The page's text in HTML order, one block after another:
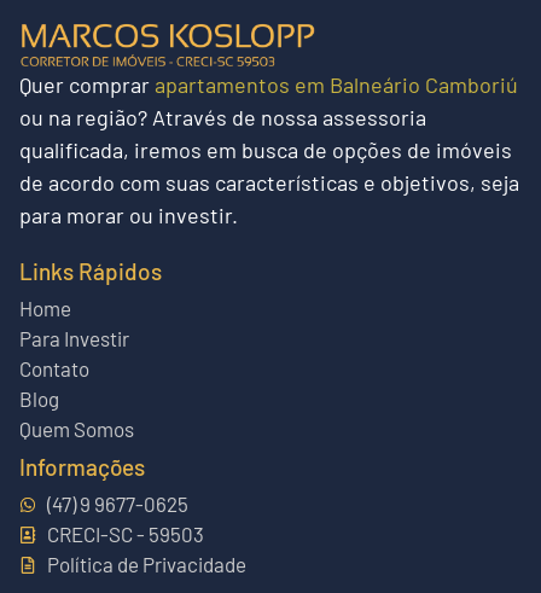
Quer comprar apartamentos em Balneário Camboriú
ou na região? Através de nossa assessoria
qualificada, iremos em busca de opções de imóveis
de acordo com suas características e objetivos, seja
para morar ou investir.
Links Rápidos
Home
Para Investir
Contato
Blog
Quem Somos
Informações
(47) 9 9677-0625
CRECI-SC - 59503
Política de Privacidade